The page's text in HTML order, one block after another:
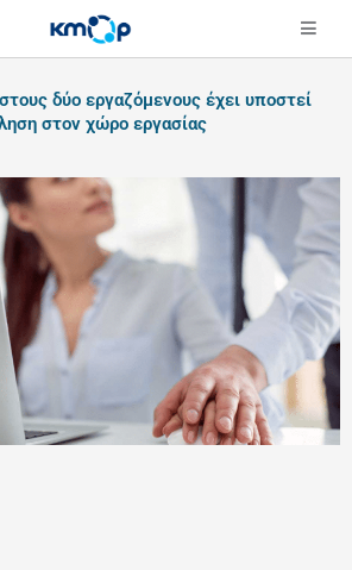
δύο εργαζόμενους έχει υποστεί
στον χώρο εργασίας